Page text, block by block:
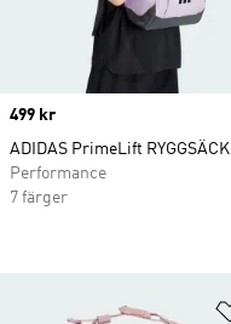
Price
499 kr
ADIDAS PrimeLift RYGGSÄCK
Performance
7 färger